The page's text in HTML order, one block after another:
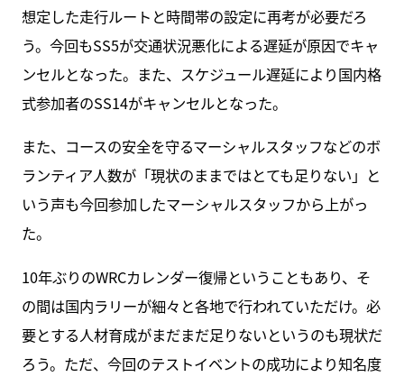
想定した走行ルートと時間帯の設定に再考が必要だろ
う。今回もSS5が交通状況悪化による遅延が原因でキャ
ンセルとなった。また、スケジュール遅延により国内格
式参加者のSS14がキャンセルとなった。
また、コースの安全を守るマーシャルスタッフなどのボ
ランティア人数が「現状のままではとても足りない」と
いう声も今回参加したマーシャルスタッフから上がっ
た。
10年ぶりのWRCカレンダー復帰ということもあり、そ
の間は国内ラリーが細々と各地で行われていただけ。必
要とする人材育成がまだまだ足りないというのも現状だ
ろう。ただ、今回のテストイベントの成功により知名度